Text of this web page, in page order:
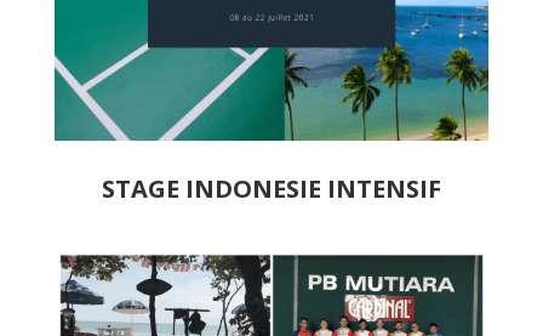
STAGE INDONESIE INTENSIF